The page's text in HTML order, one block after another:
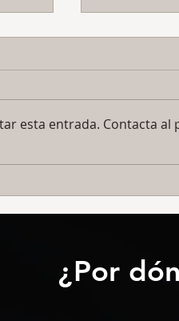
esta entrada. Contacta
¿Por